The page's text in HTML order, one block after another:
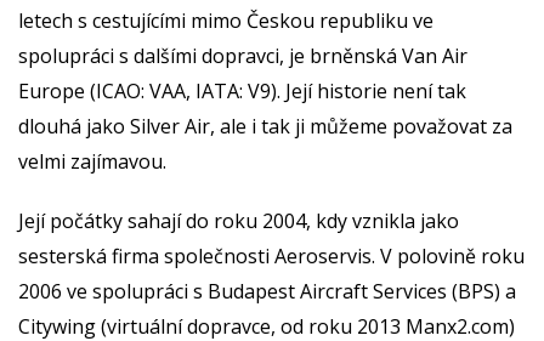
letech s cestujícími mimo Českou republiku ve
spolupráci s dalšími dopravci, je brněnská Van Air
Europe (ICAO: VAA, IATA: V9). Její historie není tak
dlouhá jako Silver Air, ale i tak ji můžeme považovat za
velmi zajímavou.
Její počátky sahají do roku 2004, kdy vznikla jako
sesterská firma společnosti Aeroservis. V polovině roku
2006 ve spolupráci s Budapest Aircraft Services (BPS) a
Citywing (virtuální dopravce, od roku 2013 Manx2.com)